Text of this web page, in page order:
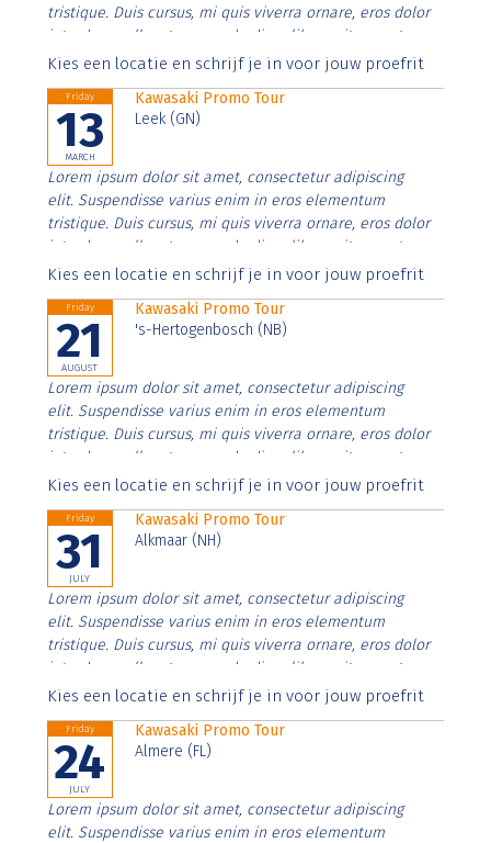
tristique. Duis cursus, mi quis viverra ornare, eros dolor
interdum nulla, ut commodo diam libero vitae erat.
Aenean faucibus nibh et justo cursus id rutrum lorem
Kies een locatie en schrijf je in voor jouw proefrit
Friday
13
MARCH
Kawasaki Promo Tour
Leek (GN)
Lorem ipsum dolor sit amet, consectetur adipiscing
elit. Suspendisse varius enim in eros elementum
tristique. Duis cursus, mi quis viverra ornare, eros dolor
interdum nulla, ut commodo diam libero vitae erat.
Aenean faucibus nibh et justo cursus id rutrum lorem
Kies een locatie en schrijf je in voor jouw proefrit
Friday
21
AUGUST
Kawasaki Promo Tour
's-Hertogenbosch (NB)
Lorem ipsum dolor sit amet, consectetur adipiscing
elit. Suspendisse varius enim in eros elementum
tristique. Duis cursus, mi quis viverra ornare, eros dolor
interdum nulla, ut commodo diam libero vitae erat.
Aenean faucibus nibh et justo cursus id rutrum lorem
Kies een locatie en schrijf je in voor jouw proefrit
Friday
31
JULY
Kawasaki Promo Tour
Alkmaar (NH)
Lorem ipsum dolor sit amet, consectetur adipiscing
elit. Suspendisse varius enim in eros elementum
tristique. Duis cursus, mi quis viverra ornare, eros dolor
interdum nulla, ut commodo diam libero vitae erat.
Aenean faucibus nibh et justo cursus id rutrum lorem
Kies een locatie en schrijf je in voor jouw proefrit
Friday
24
JULY
Kawasaki Promo Tour
Almere (FL)
Lorem ipsum dolor sit amet, consectetur adipiscing
elit. Suspendisse varius enim in eros elementum